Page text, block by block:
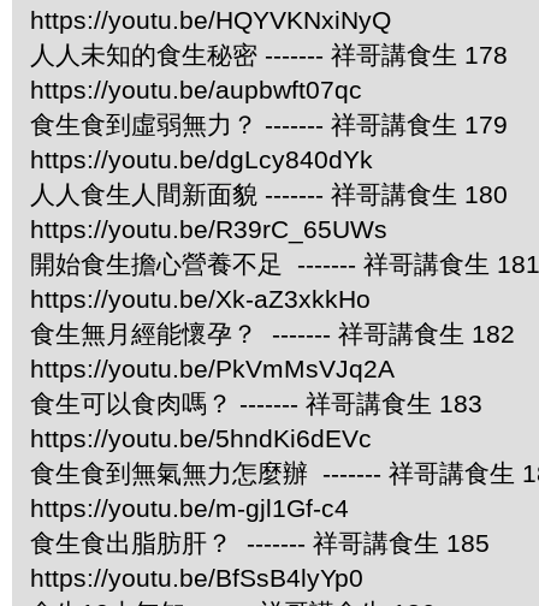
https://youtu.be/HQYVKNxiNyQ
人人未知的食生秘密 ------- 祥哥講食生 178
https://youtu.be/aupbwft07qc
食生食到虛弱無力？ ------- 祥哥講食生 179
https://youtu.be/dgLcy840dYk
人人食生人間新面貌 ------- 祥哥講食生 180
https://youtu.be/R39rC_65UWs
開始食生擔心營養不足 ------- 祥哥講食生 181
https://youtu.be/Xk-aZ3xkkHo
食生無月經能懷孕？ ------- 祥哥講食生 182
https://youtu.be/PkVmMsVJq2A
食生可以食肉嗎？ ------- 祥哥講食生 183
https://youtu.be/5hndKi6dEVc
食生食到無氣無力怎麼辦 ------- 祥哥講食生
https://youtu.be/m-gjl1Gf-c4
食生食出脂肪肝？ ------- 祥哥講食生 185
https://youtu.be/BfSsB4lyYp0